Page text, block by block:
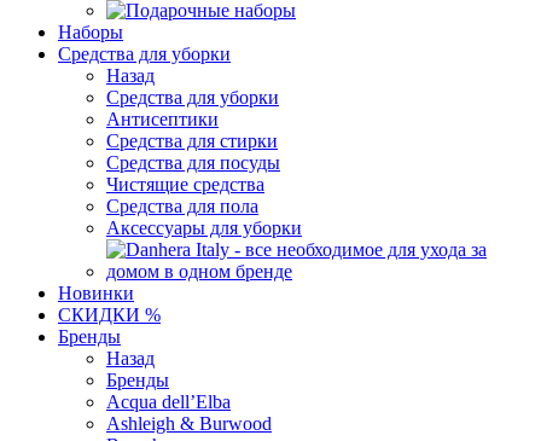
Наборы
Средства для уборки
Назад
Средства для уборки
Антисептики
Средства для стирки
Средства для посуды
Чистящие средства
Средства для пола
Аксессуары для уборки
Новинки
СКИДКИ %
Бренды
Назад
Бренды
Acqua dell’Elba
Ashleigh & Burwood